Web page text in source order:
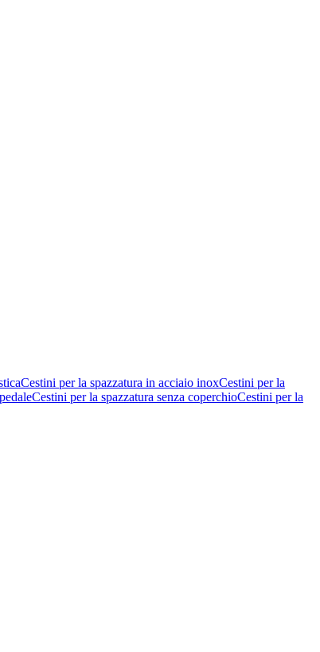
Cestini per la spazzatura in acciaio inoxCestini per la
Cestini per la spazzatura senza coperchioCestini per la